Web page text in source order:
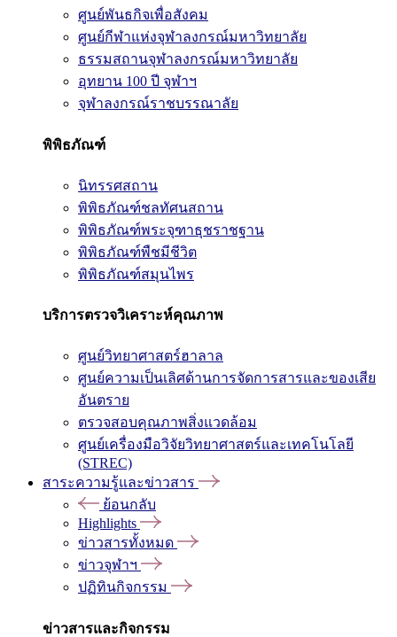
ศูนย์พันธกิจเพื่อสังคม
ศูนย์กีฬาแห่งจุฬาลงกรณ์มหาวิทยาลัย
ธรรมสถานจุฬาลงกรณ์มหาวิทยาลัย
อุทยาน 100 ปี จุฬาฯ
จุฬาลงกรณ์ราชบรรณาลัย
พิพิธภัณฑ์
นิทรรศสถาน
พิพิธภัณฑ์ชลทัศนสถาน
พิพิธภัณฑ์พระจุฑาธุชราชฐาน
พิพิธภัณฑ์พืชมีชีวิต
พิพิธภัณฑ์สมุนไพร
บริการตรวจวิเคราะห์คุณภาพ
ศูนย์วิทยาศาสตร์ฮาลาล
ศูนย์ความเป็นเลิศด้านการจัดการสารและของเสีย
อันตราย
ตรวจสอบคุณภาพสิ่งแวดล้อม
ศูนย์เครื่องมือวิจัยวิทยาศาสตร์และเทคโนโลยี
(STREC)
สาระความรู้และข่าวสาร
ย้อนกลับ
Highlights
ข่าวสารทั้งหมด
ข่าวจุฬาฯ
ปฏิทินกิจกรรม
ข่าวสารและกิจกรรม